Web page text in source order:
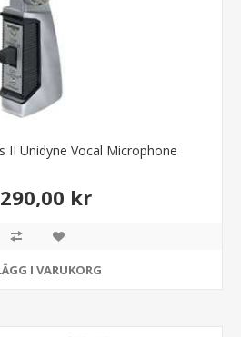
II Unidyne Vocal Microphone
kr
I VARUKORG